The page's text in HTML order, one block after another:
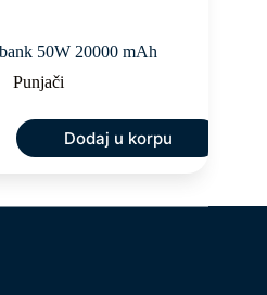
50W 20000 mAh
Punjači
Dodaj u korpu